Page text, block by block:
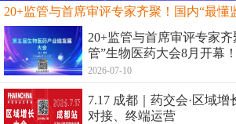
20+监管与首席审评专家
管”生物医药大会8月开幕！
2026-07-10
7.17 成都｜药交会·区域
对接、终端运营